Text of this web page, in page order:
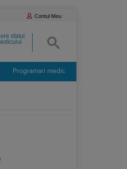
Contul Meu
sfatul
Programari medic